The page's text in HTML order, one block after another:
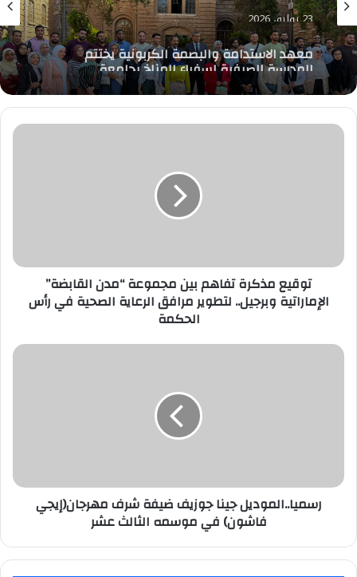
23 يوليو، 2026
معهد الاستدامة والبصمة الكربونية يختتم
المدرسة الصيفية لسفراء المناخ بجامعة
الإسكندرية ويُخرّج 150 سفيرًا للمناخ
توقيع
وبرجيل..
مرافق
الرعاية
في
توقيع مذكرة تفاهم بين مجموعة “مدن القابضة”
الإماراتية وبرجيل.. لتطوير مرافق الرعاية الصحية في رأس
الحكمة
رسميا..الموديل
موسمه
الثالثرسميا..الموديل جينا جوزيف ضيفة شرف مهرجان(إيجي
فاشون) في موسمه الثالث عشر